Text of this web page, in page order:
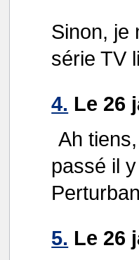
Sinon, je
série TV
4. Le 26
Ah
passé il
5. Le 26